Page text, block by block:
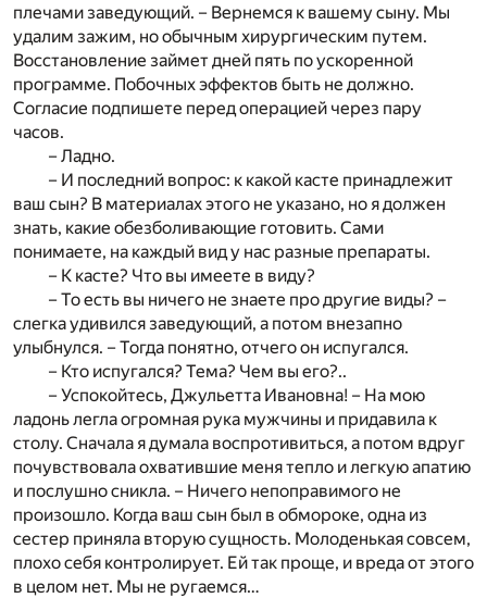
плечами заведующий. – Вернемся к вашему сыну. Мы
удалим зажим, но обычным хирургическим путем.
Восстановление займет дней пять по ускоренной
программе. Побочных эффектов быть не должно.
Согласие подпишете перед операцией через пару
часов.
– Ладно.
– И последний вопрос: к какой касте принадлежит
ваш сын? В материалах этого не указано, но я должен
знать, какие обезболивающие готовить. Сами
понимаете, на каждый вид у нас разные препараты.
– К касте? Что вы имеете в виду?
– То есть вы ничего не знаете про другие виды? –
слегка удивился заведующий, а потом внезапно
улыбнулся. – Тогда понятно, отчего он испугался.
– Кто испугался? Тема? Чем вы его?..
– Успокойтесь, Джульетта Ивановна! – На мою
ладонь легла огромная рука мужчины и придавила к
столу. Сначала я думала воспротивиться, а потом вдруг
почувствовала охватившие меня тепло и легкую апатию
и послушно сникла. – Ничего непоправимого не
произошло. Когда ваш сын был в обмороке, одна из
сестер приняла вторую сущность. Молоденькая совсем,
плохо себя контролирует. Ей так проще, и вреда от этого
в целом нет. Мы не ругаемся…